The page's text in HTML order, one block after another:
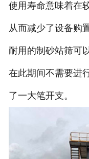
使用寿命意味着在
从而减少了设备购
耐用的制砂站筛可
在此期间不需要进
了一大笔开支。